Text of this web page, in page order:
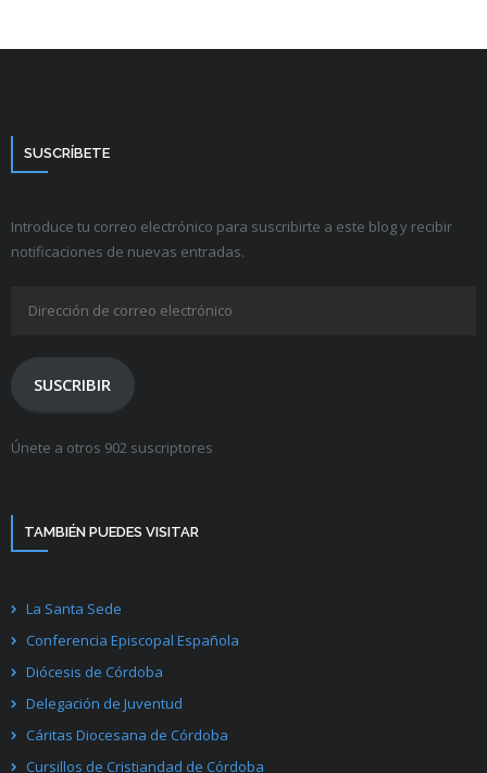
SUSCRÍBETE
Introduce tu correo electrónico para suscribirte a este blog y recibir
notificaciones de nuevas entradas.
electrónico
SUSCRIBIR
Únete a otros 902 suscriptores
TAMBIÉN PUEDES VISITAR
La Santa Sede
Conferencia Episcopal Española
Diócesis de Córdoba
Delegación de Juventud
Cáritas Diocesana de Córdoba
Cursillos de Cristiandad de Córdoba